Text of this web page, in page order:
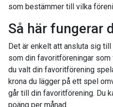
som bestämmer till vilka
Så här fungerar
Det är enkelt att ansluta sig till
som din favoritföreningar som
du valt din favoritförening
krona du lägger på ett spel
går till din favoritförening. Du
poäng per månad.